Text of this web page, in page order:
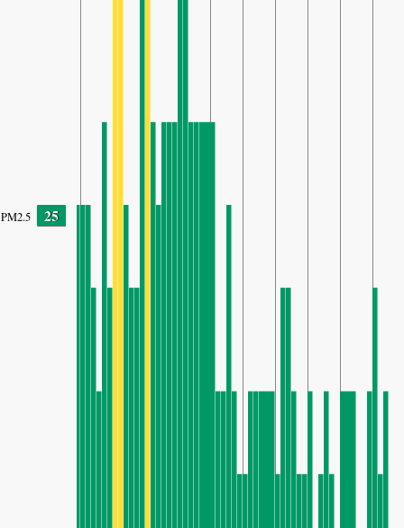
PM2.5 25